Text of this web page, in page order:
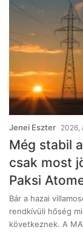
Jenei Eszter 2026,
Még stabil
csak most
Paksi
Bár a hazai
rendkívüli hőség
következnek. A